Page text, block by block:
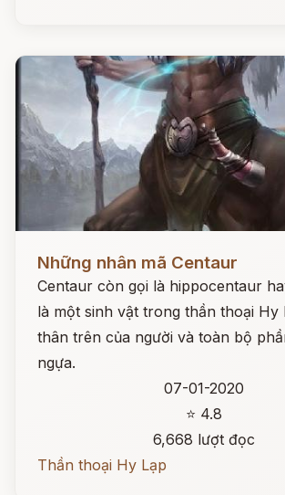
Những nhân mã Centaur
Centaur còn gọi là hippocentaur
là một sinh vật trong thần thoại Hy
thân trên của người và toàn bộ
ngựa.
07-01-2020
⭐ 4.8
6,668 lượt đọc
Thần thoại Hy Lạp